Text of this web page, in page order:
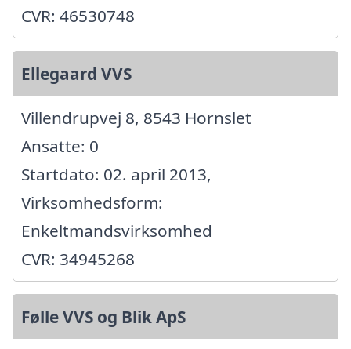
CVR: 46530748
Ellegaard VVS
Villendrupvej 8, 8543 Hornslet
Ansatte: 0
Startdato: 02. april 2013,
Virksomhedsform:
Enkeltmandsvirksomhed
CVR: 34945268
Følle VVS og Blik ApS